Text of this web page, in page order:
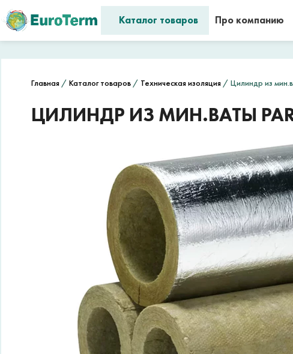
Каталог товаров Про компанию
Главная / Каталог товаров / Техническая изоляция / Цилиндр из
ЦИЛИНДР ИЗ МИН.ВАТЫ